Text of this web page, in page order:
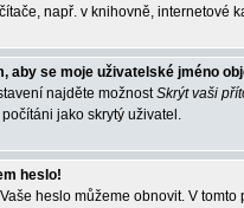
např. v knihovně, internetové
aby se moje uživatelské jméno
najděte možnostSkrýt vaši
jako skrytý uživatel.
heslo!
heslo můžeme obnovit. V